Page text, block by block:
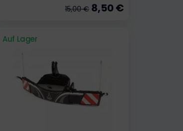
15,00 €8,50 €
Auf Lager